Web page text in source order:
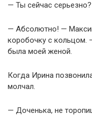
— Ты сейчас серьезно?
— Абсолютно! —
коробочку с кольцом.
была моей женой.
Когда Ирина
молчал.
— Доченька, не